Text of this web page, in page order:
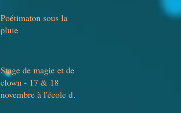
Poétimaton sous la
pluie
Stage de magie et de
clown - 17 & 18
novembre à l'école de